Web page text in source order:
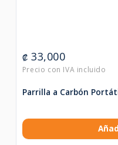
₡ 33,000
Parrilla a Carbón